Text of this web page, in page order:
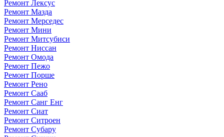
Ремонт Лексус
Ремонт Мазда
Ремонт Мерседес
Ремонт Мини
Ремонт Митсубиси
Ремонт Ниссан
Ремонт Омода
Ремонт Пежо
Ремонт Порше
Ремонт Рено
Ремонт Сааб
Ремонт Санг Енг
Ремонт Сиат
Ремонт Ситроен
Ремонт Субару